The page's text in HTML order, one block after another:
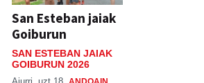
San Esteban jaiak
Goiburun
SAN ESTEBAN JAIAK
GOIBURUN 2026